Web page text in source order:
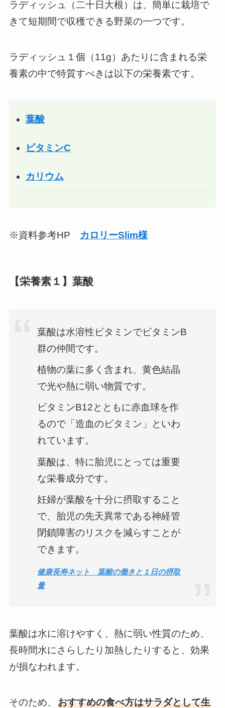
ラディッシュ（二十日大根）は、簡単に栽培で
きて短期間で収穫できる野菜の一つです。
ラディッシュ１個（11g）あたりに含まれる栄
養素の中で特質すべきは以下の栄養素です。
葉酸
ビタミンC
カリウム
※資料参考HP カロリーSlim様
【栄養素１】葉酸
葉酸は水溶性ビタミンでビタミンB
群の仲間です。
植物の葉に多く含まれ、黄色結晶
で光や熱に弱い物質です。
ビタミンB12とともに赤血球を作
るので「造血のビタミン」といわ
れています。
葉酸は、特に胎児にとっては重要
な栄養成分です。
妊婦が葉酸を十分に摂取すること
で、胎児の先天異常である神経管
閉鎖障害のリスクを減らすことが
できます。
健康長寿ネット 葉酸の働きと１日の摂取
量
葉酸は水に溶けやすく、熱に弱い性質のため、
長時間水にさらしたり加熱したりすると、効果
が損なわれます。
そのため、 おすすめの食べ方はサラダとして生